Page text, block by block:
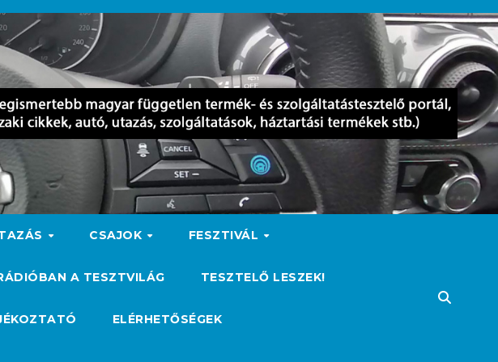
CSAJOK FESZTIVÁL
A TESZTVILÁG TESZTELŐ LESZEK!
ELÉRHETŐSÉGEK